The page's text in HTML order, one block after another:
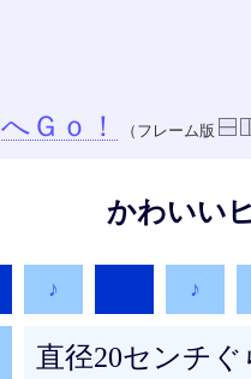
Ｇｏ！ （フレーム版
かわいい
♪ ♪
直径20センチ